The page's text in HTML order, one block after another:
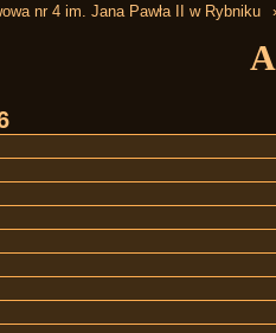
nr 4 im. Jana Pawła II w Rybniku